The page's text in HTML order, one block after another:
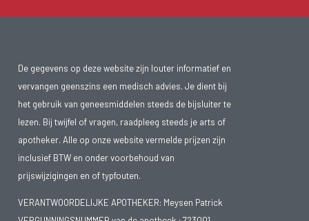
De gegevens op deze website zijn louter informatief en
vervangen geenszins een medisch advies. Je dient bij
het gebruik van geneesmiddelen steeds de bijsluiter te
lezen. Bij twijfel of vragen, raadpleeg steeds je arts of
apotheker. Alle op onze website vermelde prijzen zijn
inclusief BTW en onder voorbehoud van
prijswijzigingen en of typfouten.
VERANTWOORDELIJKE APOTHEKER: Meysen Patrick